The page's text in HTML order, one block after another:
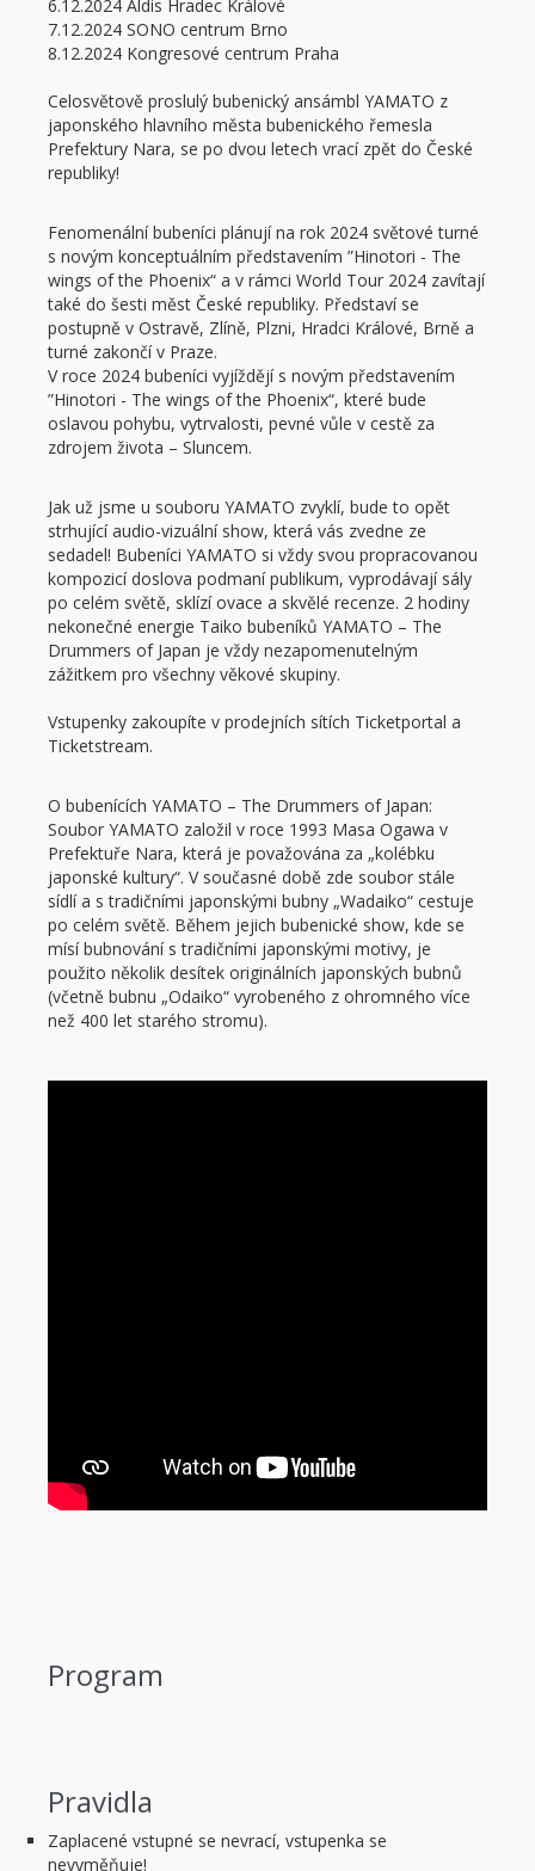
6.12.2024 Aldis Hradec Králové
7.12.2024 SONO centrum Brno
8.12.2024 Kongresové centrum Praha
Celosvětově proslulý bubenický ansámbl YAMATO z
japonského hlavního města bubenického řemesla
Prefektury Nara, se po dvou letech vrací zpět do České
republiky!
Fenomenální bubeníci plánují na rok 2024 světové turné
s novým konceptuálním představením ”Hinotori - The
wings of the Phoenix“ a v rámci World Tour 2024 zavítají
také do šesti měst České republiky. Představí se
postupně v Ostravě, Zlíně, Plzni, Hradci Králové, Brně a
turné zakončí v Praze.
V roce 2024 bubeníci vyjíždějí s novým představením
”Hinotori - The wings of the Phoenix“, které bude
oslavou pohybu, vytrvalosti, pevné vůle v cestě za
zdrojem života – Sluncem.
Jak už jsme u souboru YAMATO zvyklí, bude to opět
strhující audio-vizuální show, která vás zvedne ze
sedadel! Bubeníci YAMATO si vždy svou propracovanou
kompozicí doslova podmaní publikum, vyprodávají sály
po celém světě, sklízí ovace a skvělé recenze. 2 hodiny
nekonečné energie Taiko bubeníků YAMATO – The
Drummers of Japan je vždy nezapomenutelným
zážitkem pro všechny věkové skupiny.
Vstupenky zakoupíte v prodejních sítích Ticketportal a
Ticketstream.
O bubenících YAMATO – The Drummers of Japan:
Soubor YAMATO založil v roce 1993 Masa Ogawa v
Prefektuře Nara, která je považována za „kolébku
japonské kultury“. V současné době zde soubor stále
sídlí a s tradičními japonskými bubny „Wadaiko“ cestuje
po celém světě. Během jejich bubenické show, kde se
mísí bubnování s tradičními japonskými motivy, je
použito několik desítek originálních japonských bubnů
(včetně bubnu „Odaiko“ vyrobeného z ohromného více
než 400 let starého stromu).
Program
Pravidla
Zaplacené vstupné se nevrací, vstupenka se
nevyměňuje!